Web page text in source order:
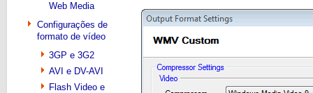
Web Media
Configurações de
formato de vídeo
3GP e 3G2
AVI e DV-AVI
Flash Video e